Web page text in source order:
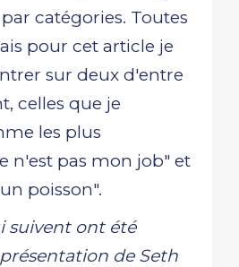
catégories. Toutes
pour cet article je
sur deux d'entre
celles que je
les plus
n'est pas mon job" et
poisson".
suivent ont été
de Seth